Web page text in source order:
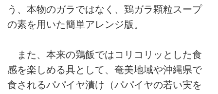
う、本物のガラではなく、鶏ガラ顆粒スープ
の素を用いた簡単アレンジ版。
また、本来の鶏飯ではコリコリッとした食
感を楽しめる具として、奄美地域や沖縄県で
食されるパパイヤ漬け（パパイヤの若い実を